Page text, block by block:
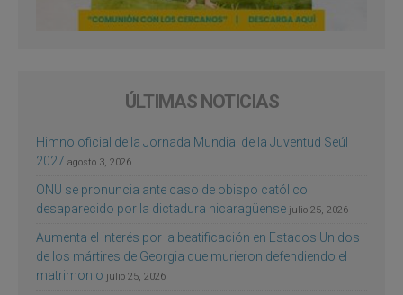
ÚLTIMAS NOTICIAS
Himno oficial de la Jornada Mundial de la Juventud Seúl
2027 agosto 3, 2026
ONU se pronuncia ante caso de obispo católico
desaparecido por la dictadura nicaragüense julio 25, 2026
Aumenta el interés por la beatificación en Estados Unidos
de los mártires de Georgia que murieron defendiendo el
matrimonio julio 25, 2026